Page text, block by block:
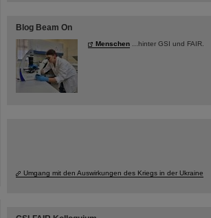
Blog Beam On
Menschen ...hinter GSI und FAIR.
Umgang mit den Auswirkungen des Kriegs in der Ukraine